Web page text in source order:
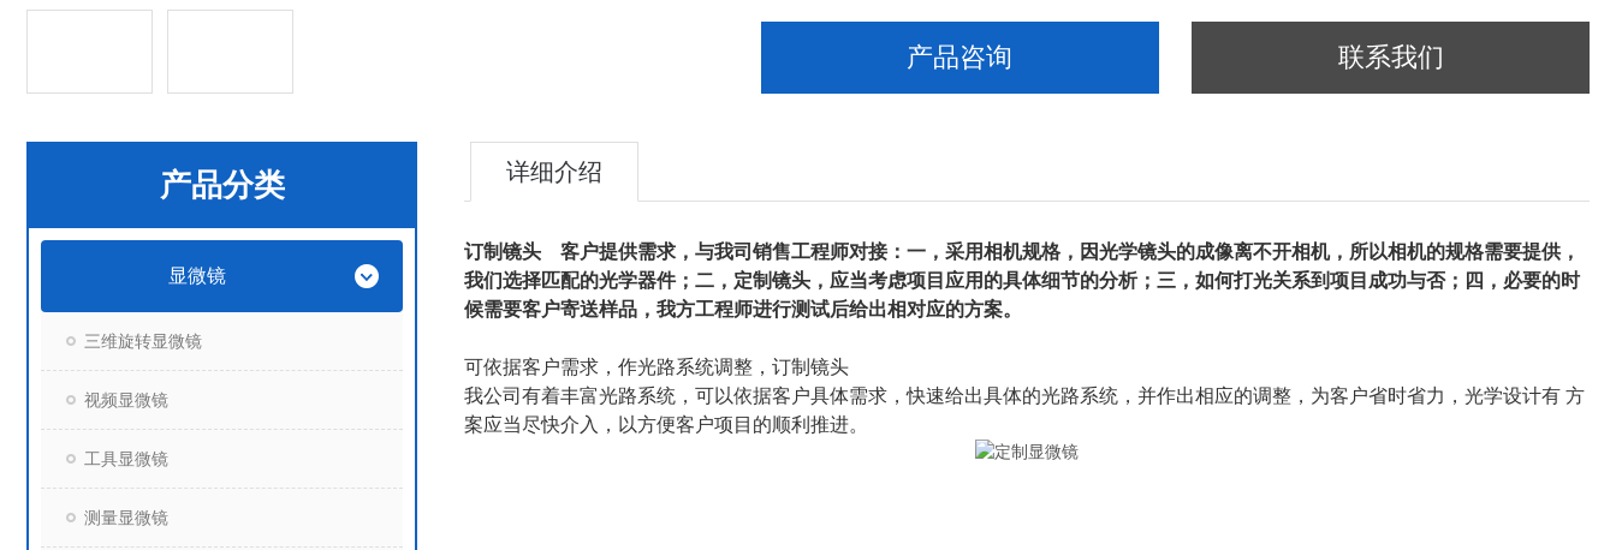
产品咨询 联系我们
产品分类
显微镜
三维旋转显微镜
视频显微镜
工具显微镜
测量显微镜
详细介绍
订制镜头 客户提供需求，与我司销售工程师对接：一，采用相机规格，因光学镜头的成像离不开相机，所以相机的规格需要提供，
我们选择匹配的光学器件；二，定制镜头，应当考虑项目应用的具体细节的分析；三，如何打光关系到项目成功与否；四，必要的时
候需要客户寄送样品，我方工程师进行测试后给出相对应的方案。
可依据客户需求，作光路系统调整，订制镜头
我公司有着丰富光路系统，可以依据客户具体需求，快速给出具体的光路系统，并作出相应的调整，为客户省时省力，光学设计有 方
案应当尽快介入，以方便客户项目的顺利推进。